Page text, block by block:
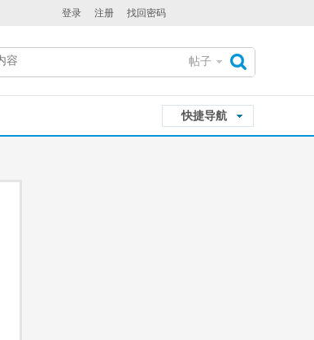
登录 注册 找回密码
帖子
快捷导航